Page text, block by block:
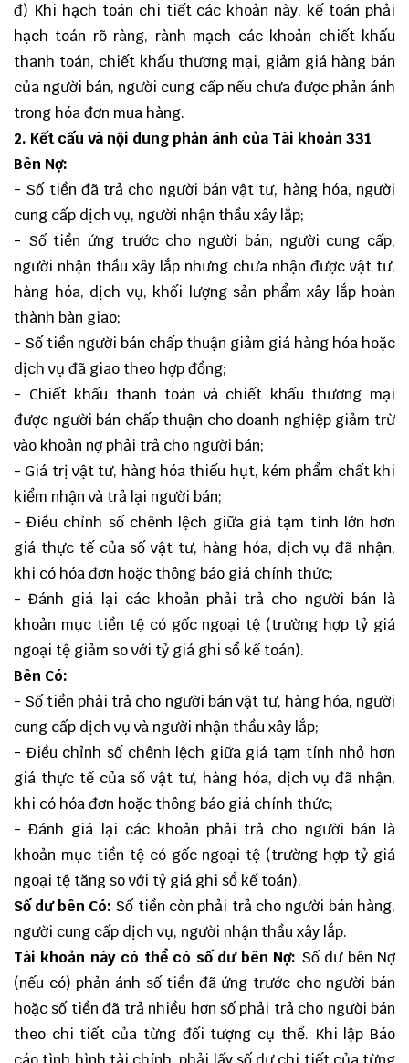
đ) Khi hạch toán chi tiết các khoản này, kế toán phải
hạch toán rõ ràng, rành mạch các khoản chiết khấu
thanh toán, chiết khấu thương mại, giảm giá hàng bán
của người bán, người cung cấp nếu chưa được phản ánh
trong hóa đơn mua hàng.
2. Kết cấu và nội dung phản ánh của Tài khoản 331
Bên Nợ:
- Số tiền đã trả cho người bán vật tư, hàng hóa, người
cung cấp dịch vụ, người nhận thầu xây lắp;
- Số tiền ứng trước cho người bán, người cung cấp,
người nhận thầu xây lắp nhưng chưa nhận được vật tư,
hàng hóa, dịch vụ, khối lượng sản phẩm xây lắp hoàn
thành bàn giao;
- Số tiền người bán chấp thuận giảm giá hàng hóa hoặc
dịch vụ đã giao theo hợp đồng;
- Chiết khấu thanh toán và chiết khấu thương mại
được người bán chấp thuận cho doanh nghiệp giảm trừ
vào khoản nợ phải trả cho người bán;
- Giá trị vật tư, hàng hóa thiếu hụt, kém phẩm chất khi
kiểm nhận và trả lại người bán;
- Điều chỉnh số chênh lệch giữa giá tạm tính lớn hơn
giá thực tế của số vật tư, hàng hóa, dịch vụ đã nhận,
khi có hóa đơn hoặc thông báo giá chính thức;
- Đánh giá lại các khoản phải trả cho người bán là
khoản mục tiền tệ có gốc ngoại tệ (trường hợp tỷ giá
ngoại tệ giảm so với tỷ giá ghi sổ kế toán).
Bên Có:
- Số tiền phải trả cho người bán vật tư, hàng hóa, người
cung cấp dịch vụ và người nhận thầu xây lắp;
- Điều chỉnh số chênh lệch giữa giá tạm tính nhỏ hơn
giá thực tế của số vật tư, hàng hóa, dịch vụ đã nhận,
khi có hóa đơn hoặc thông báo giá chính thức;
- Đánh giá lại các khoản phải trả cho người bán là
khoản mục tiền tệ có gốc ngoại tệ (trường hợp tỷ giá
ngoại tệ tăng so với tỷ giá ghi sổ kế toán).
Số dư bên Có: Số tiền còn phải trả cho người bán hàng,
người cung cấp dịch vụ, người nhận thầu xây lắp.
Tài khoản này có thể có số dư bên Nợ: Số dư bên Nợ
(nếu có) phản ánh số tiền đã ứng trước cho người bán
hoặc số tiền đã trả nhiều hơn số phải trả cho người bán
theo chi tiết của từng đối tượng cụ thể. Khi lập Báo